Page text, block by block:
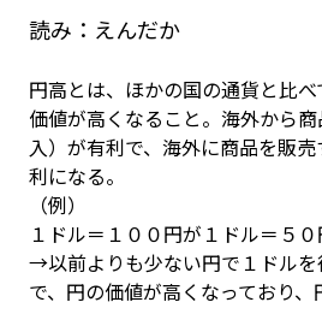
読み： えんだか
円高とは、ほかの国の通貨と比
価値が高くなること。海外から
入）が有利で、海外に商品を販
利になる。
（例）
１ドル＝１００円が１ドル＝５
→以前よりも少ない円で１ドル
で、円の価値が高くなっており、